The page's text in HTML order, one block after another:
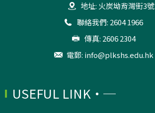
地址: 火炭坳背灣街3號
聯絡我們: 2604 1966
傳真: 2606 2304
電郵: info@plkshs.edu.hk
USEFUL LINK